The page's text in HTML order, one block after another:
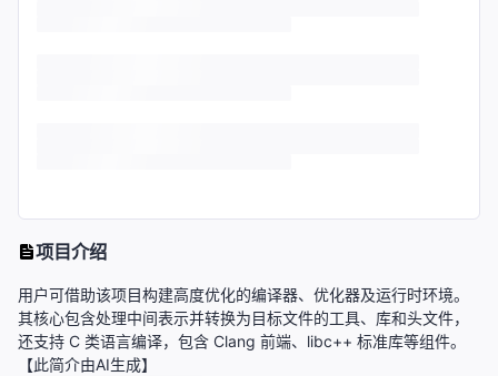
项目介绍
用户可借助该项目构建高度优化的编译器、优化器及运行时环境。
其核心包含处理中间表示并转换为目标文件的工具、库和头文件，
还支持 C 类语言编译，包含 Clang 前端、libc++ 标准库等组件。
【此简介由AI生成】